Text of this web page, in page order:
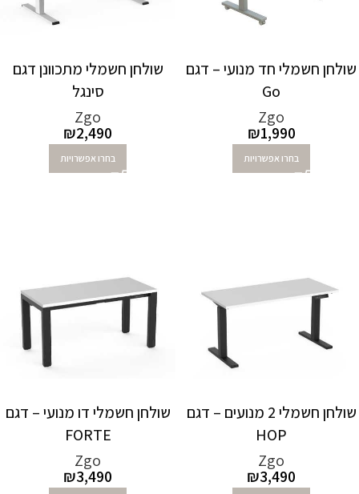
שולחן חשמלי חד מנועי – דגם
Go
Zgo
₪1,990
בחרו אפשרויות
שולחן חשמלי מתכוונן דגם
סינגל
Zgo
₪2,490
בחרו אפשרויות
שולחן חשמלי 2 מנועים – דגם
HOP
Zgo
₪3,490
שולחן חשמלי דו מנועי – דגם
FORTE
Zgo
₪3,490